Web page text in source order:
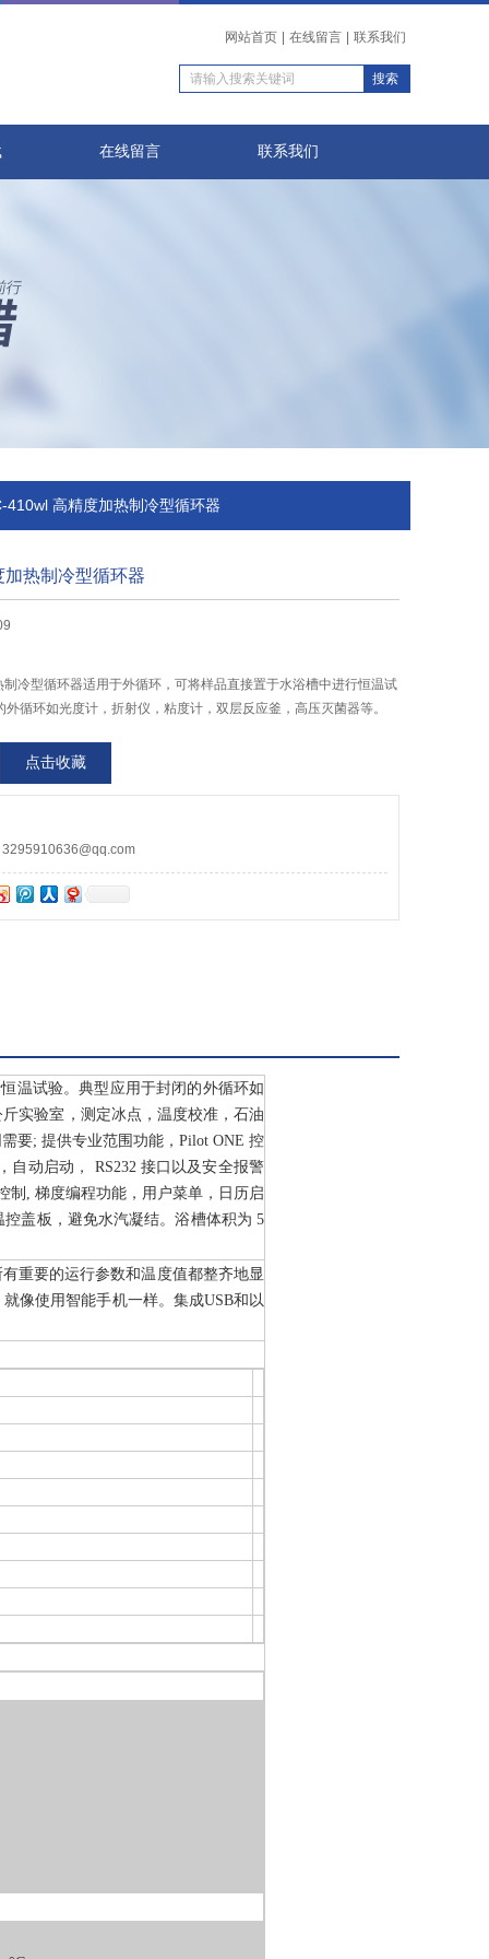
网站首页 在线留言 联系我们
在线留言 联系我们
410wl 高精度加热制冷型循环器
加热制冷型循环器
冷型循环器适用于外循环，可将样品直接置于水浴槽中进行恒温试
循环如光度计，折射仪，粘度计，双层反应釜，高压灭菌器等。
点击收藏
温试验。典型应用于封闭的外循环如
实验室，测定冰点，温度校准，石油
要; 提供专业范围功能，Pilot ONE 控
自动启动， RS232 接口以及安全报警
制, 梯度编程功能，用户菜单，日历启
盖板，避免水汽凝结。浴槽体积为 5
重要的运行参数和温度值都整齐地显
像使用智能手机一样。集成USB和以